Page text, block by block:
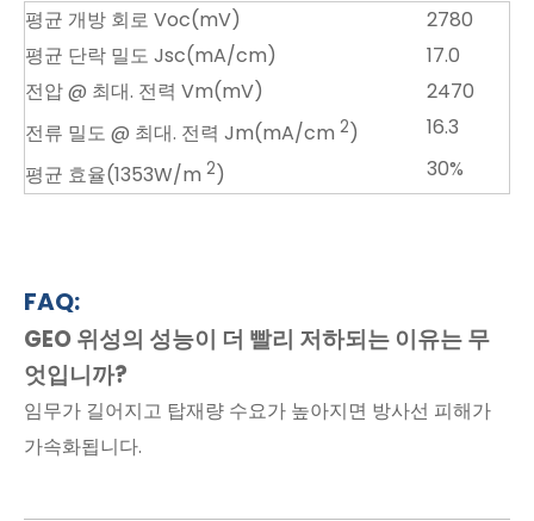
평균 개방 회로 Voc(mV)
2780
평균 단락 밀도 Jsc(mA/cm)
17.0
전압 @ 최대. 전력 Vm(mV)
2470
전류 밀도 @ 최대. 전력 Jm(mA/cm 2)
16.3
평균 효율(1353W/m 2) 30%
FAQ:
GEO 위성의 성능이 더 빨리 저하되는 이유는 무
엇입니까?
임무가 길어지고 탑재량 수요가 높아지면 방사선 피해가
가속화됩니다.